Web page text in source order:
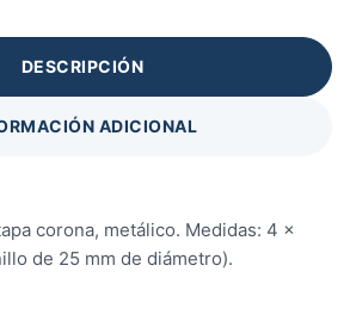
DESCRIPCIÓN
ADICIONAL
corona, metálico. Medidas: 4 x
de 25 mm de diámetro).